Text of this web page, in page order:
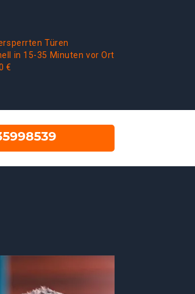
Türen
in 15-35 Minuten vor Ort
€